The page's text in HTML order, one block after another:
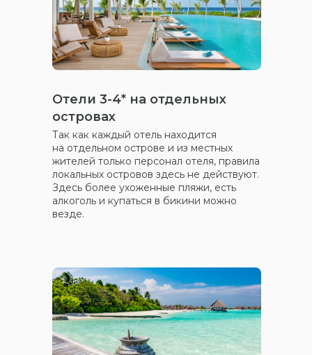
Так как каждый отель находится
на отдельном острове и из местных
жителей только персонал отеля, правила
локальных островов здесь не действуют.
Здесь более ухоженные пляжи, есть
алкоголь и купаться в бикини можно
везде.
Отели 3-4* на отдельных
островах